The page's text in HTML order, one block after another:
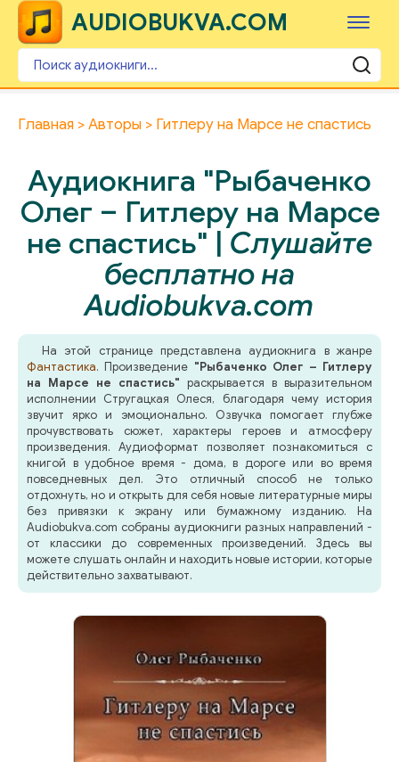
AUDIOBUKVA.COM
Главная Авторы Гитлеру на Марсе не спастись
Аудиокнига "Рыбаченко
Олег – Гитлеру на Марсе
не спастись" | Слушайте
бесплатно на
Audiobukva.com
На этой странице представлена аудиокнига в жанре
Фантастика. Произведение "Рыбаченко Олег – Гитлеру
на Марсе не спастись" раскрывается в выразительном
исполнении Стругацкая Олеся, благодаря чему история
звучит ярко и эмоционально. Озвучка помогает глубже
прочувствовать сюжет, характеры героев и атмосферу
произведения. Аудиоформат позволяет познакомиться с
книгой в удобное время - дома, в дороге или во время
повседневных дел. Это отличный способ не только
отдохнуть, но и открыть для себя новые литературные миры
без привязки к экрану или бумажному изданию. На
Audiobukva.com собраны аудиокниги разных направлений -
от классики до современных произведений. Здесь вы
можете слушать онлайн и находить новые истории, которые
действительно захватывают.